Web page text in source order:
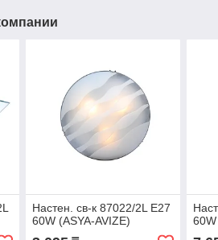
Настен. св-к 87022/2L E27
60W (ASYA-AVIZE)